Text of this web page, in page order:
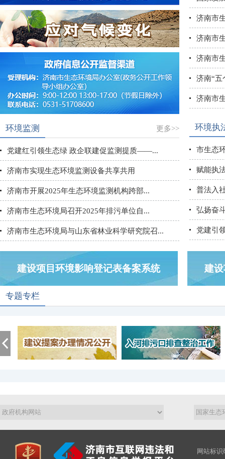
环境监测 更多>>
党建红引领生态绿 政企联建促监测提质——...
济南市实现生态环境监测设备共享共用
济南市开展2025年生态环境监测机构跨部...
济南市生态环境局召开2025年排污单位自...
济南市生态环境局与山东省林业科学研究院召...
济南市
济南市
济南市
济南“五
济南市
环境执
市生态
赋能执
普法入
弘扬奋
党建引
建设项目环境影响登记表备案系统 建
专题专栏
网站标